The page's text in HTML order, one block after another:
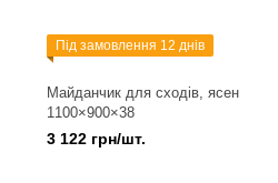
Під замовлення 12 днів
Майданчик для сходів, ясен
1100×900×38
3 122 грн/шт.